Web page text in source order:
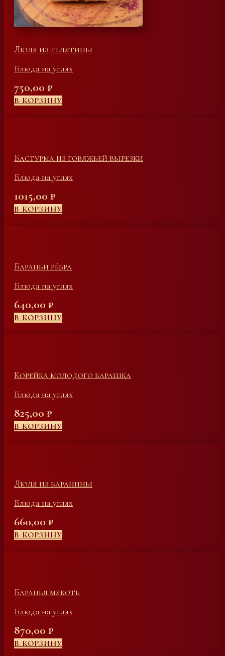
Люля из телятины
Блюда на углях
750,00 ₽
В КОРЗИНУ
Бастурма из говяжьей вырезки
Блюда на углях
1015,00 ₽
В КОРЗИНУ
Бараньи рёбра
Блюда на углях
640,00 ₽
В КОРЗИНУ
Корейка молодого барашка
Блюда на углях
825,00 ₽
В КОРЗИНУ
Люля из баранины
Блюда на углях
660,00 ₽
В КОРЗИНУ
Баранья мякоть
Блюда на углях
870,00 ₽
В КОРЗИНУ